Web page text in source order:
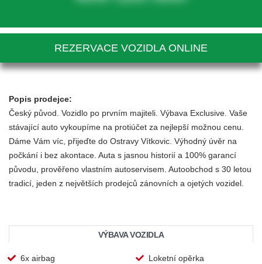
REZERVACE VOZIDLA ONLINE
Popis prodejce:
Český původ. Vozidlo po prvním majiteli. Výbava Exclusive. Vaše
stávající auto vykoupíme na protiúčet za nejlepší možnou cenu.
Dáme Vám víc, přijeďte do Ostravy Vítkovic. Výhodný úvěr na
počkání i bez akontace. Auta s jasnou historií a 100% garancí
původu, prověřeno vlastním autoservisem. Autoobchod s 30 letou
tradicí, jeden z největších prodejců zánovních a ojetých vozidel.
VÝBAVA VOZIDLA
6x airbag
Loketní opěrka